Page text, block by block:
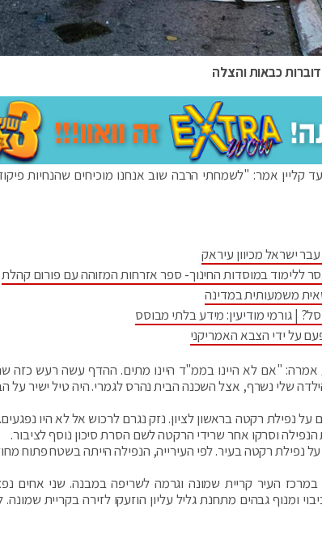
כבאות והצלה
אמר: "לשמחתי הרבה שוב אנחנו מוכיחים שהנחיות
ישראל מכיוון עיראק
ללימוד במוסדות החינוך- ספר אזרחות המזוהה עם פורום קהלת
משמעותית במדינה
| גורמי מודיעין: מידע בלתי מבוסס
על ידי הצבא האמריקני
"אם לא היינו בממ"ד היינו מתים. ההדף עשה רעש כזה
שלי נשרף, אצל השכנה הבית נהרס לגמרי. היה טיל ישיר על
נפילת רקטה בראשון לציון. נזק נגרם לרכוש אל לא היו
וסרקו אחר שרידי הרקטה לשם הסרת סיכון נוסף לציבור.
נפילת רקטה בעיר. לפי העירייה, הנפילה הייתה בשטח פתוח
העיר קריית שמונה וגרמה לשריפה במבנה. שני אחים
ומנוף גבהים מתחנת גליל עליון הוזעקו לזירה בקריית